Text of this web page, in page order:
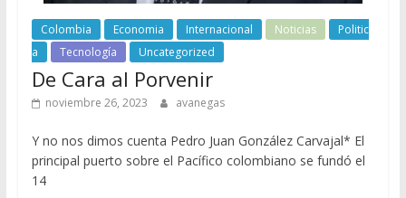
Colombia Economia Internacional Noticias
Politic
a
Tecnología Uncategorized
De Cara al Porvenir
noviembre 26, 2023 avanegas
Y no nos dimos cuenta Pedro Juan González Carvajal* El
principal puerto sobre el Pacífico colombiano se fundó el
14